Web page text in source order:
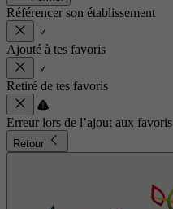
Référencer son établissement
Ajouté à tes favoris
Retiré de tes favoris
Erreur lors de l’ajout aux favoris
Retour